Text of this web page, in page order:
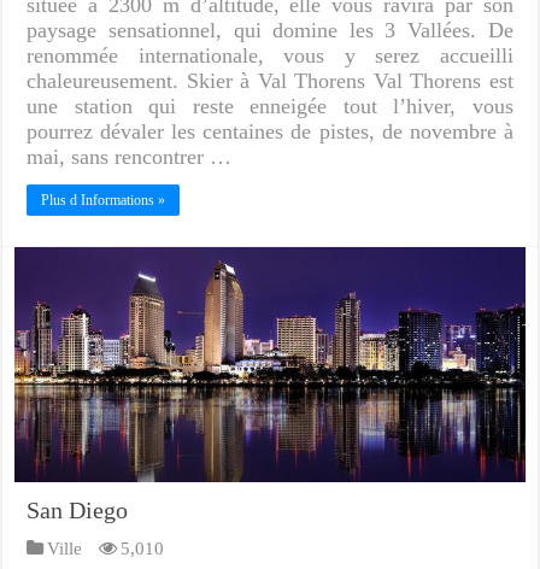
située à 2300 m d’altitude, elle vous ravira par son
paysage sensationnel, qui domine les 3 Vallées. De
renommée internationale, vous y serez accueilli
chaleureusement. Skier à Val Thorens Val Thorens est
une station qui reste enneigée tout l’hiver, vous
pourrez dévaler les centaines de pistes, de novembre à
mai, sans rencontrer …
Plus d Informations »
San Diego
Ville 5,010